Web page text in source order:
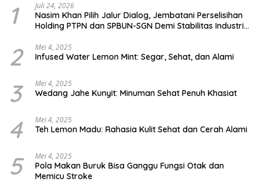
1 Juli 24, 2026
Nasim Khan Pilih Jalur Dialog, Jembatani Perselisihan
Holding PTPN dan SPBUN-SGN Demi Stabilitas Industri
2 Mei 4, 2025
Infused Water Lemon Mint: Segar, Sehat, dan Alami
3 Mei 4, 2025
Wedang Jahe Kunyit: Minuman Sehat Penuh Khasiat
4 Mei 4, 2025
Teh Lemon Madu: Rahasia Kulit Sehat dan Cerah Alami
5 Mei 4, 2025
Pola Makan Buruk Bisa Ganggu Fungsi Otak dan
Memicu Stroke